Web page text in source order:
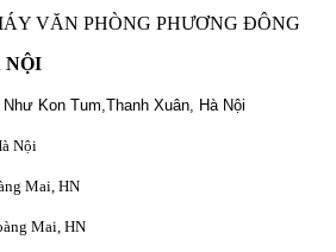
VĂN PHÒNG PHƯƠNG ĐÔNG
NỘI
Kon Tum,Thanh Xuân, Hà Nội
Nội
Mai, HN
Mai, HN